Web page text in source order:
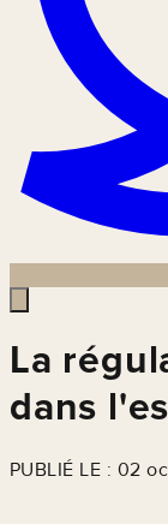
La
dans
PUBLIÉ LE : 02